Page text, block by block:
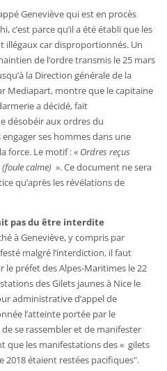
Geneviève qui est en procès
c’est parce qu’il a été établi que les
illégaux car disproportionnés. Un
de l’ordre transmis le 25 mars
la Direction générale de la
Mediapart, montre que le capitaine
a décidé, fait
désobéir aux ordres du
ses hommes dans une
force. Le motif : « Ordres reçus
calme) ». Ce document ne sera
qu’après les révélations de
pas du être interdite
à Geneviève, y compris par
malgré l’interdiction, il faut
le préfet des Alpes-Maritimes le 22
des Gilets jaunes à Nice le
administrative d’appel de
l’atteinte portée par le
se rassembler et de manifester
que les manifestations des « gilets
2018 étaient restées pacifiques".